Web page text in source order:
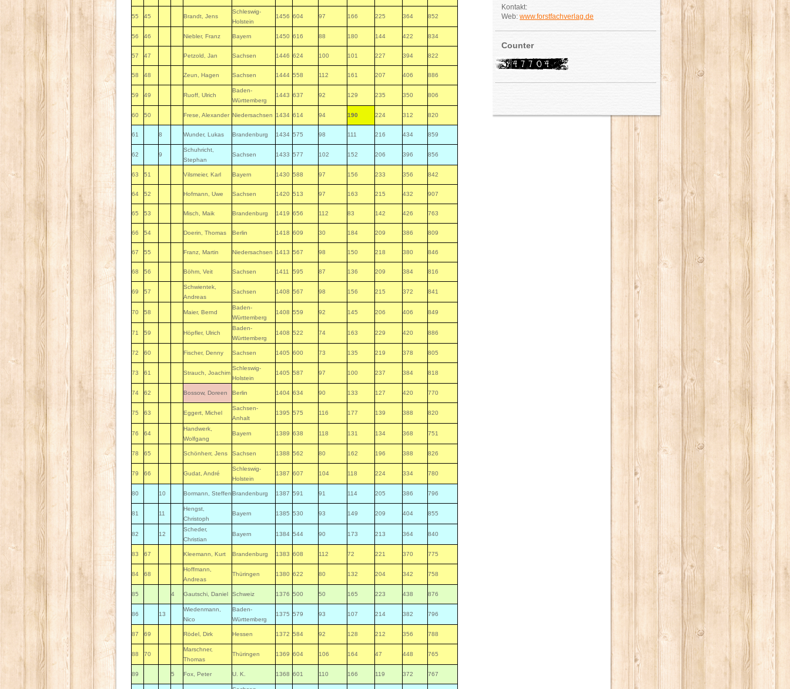
55 45 Brandt, Jens
Schleswig-
Holstein
1456 604 97 166 225 364 852
56 46 Niebler, Franz Bayern 1450 616 88 180 144 422 834
57 47 Petzold, Jan Sachsen 1446 624 100 101 227 394 822
58 48 Zeun, Hagen Sachsen 1444 558 112 161 207 406 886
59 49 Ruoff, Ulrich
Baden-
Württemberg
1443 637 92 129 235 350 806
60 50 Frese, Alexander Niedersachsen 1434 614 94 190 224 312 820
61 8 Wunder, Lukas Brandenburg 1434 575 98 111 216 434 859
62 9
Schuhricht,
Stephan
Sachsen 1433 577 102 152 206 396 856
63 51 Vilsmeier, Karl Bayern 1430 588 97 156 233 356 842
64 52 Hofmann, Uwe Sachsen 1420 513 97 163 215 432 907
65 53 Misch, Maik Brandenburg 1419 656 112 83 142 426 763
66 54 Doerin, Thomas Berlin 1418 609 30 184 209 386 809
67 55 Franz, Martin Niedersachsen 1413 567 98 150 218 380 846
68 56 Böhm, Veit Sachsen 1411 595 87 136 209 384 816
69 57
Schwientek,
Andreas
Sachsen 1408 567 98 156 215 372 841
70 58 Maier, Bernd
Baden-
Württemberg
1408 559 92 145 206 406 849
71 59 Höpfler, Ulrich
Baden-
Württemberg
1408 522 74 163 229 420 886
72 60 Fischer, Denny Sachsen 1405 600 73 135 219 378 805
73 61 Strauch, Joachim
Schleswig-
Holstein
1405 587 97 100 237 384 818
74 62 Bossow, Doreen Berlin 1404 634 90 133 127 420 770
75 63 Eggert, Michel
Sachsen-
Anhalt
1395 575 116 177 139 388 820
76 64
Handwerk,
Wolfgang
Bayern 1389 638 118 131 134 368 751
78 65 Schönherr, Jens Sachsen 1388 562 80 162 196 388 826
79 66 Gudat, André
Schleswig-
Holstein
1387 607 104 118 224 334 780
80 10 Bormann, SteffenBrandenburg 1387 591 91 114 205 386 796
81 11
Hengst,
Christoph
Bayern 1385 530 93 149 209 404 855
82 12
Scheder,
Christian
Bayern 1384 544 90 173 213 364 840
83 67 Kleemann, Kurt Brandenburg 1383 608 112 72 221 370 775
84 68
Hoffmann,
Andreas
Thüringen 1380 622 80 132 204 342 758
85 4 Gautschi, Daniel Schweiz 1376 500 50 165 223 438 876
86 13
Wiedenmann,
Nico
Baden-
Württemberg
1375 579 93 107 214 382 796
87 69 Rödel, Dirk Hessen 1372 584 92 128 212 356 788
88 70
Marschner,
Thomas
Thüringen 1369 604 106 164 47 448 765
89 5 Fox, Peter U. K. 1368 601 110 166 119 372 767
Kontakt:
Web: www.forstfachverlag.de
Counter